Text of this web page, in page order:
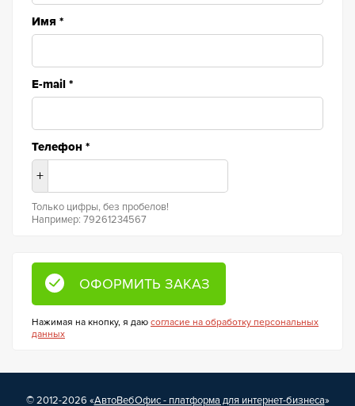
Имя *
E-mail *
Телефон *
+
Только цифры, без пробелов!
Например: 79261234567
Нажимая на кнопку, я даю согласие на обработку персональных
данных
© 2012-2026 «АвтоВебОфис - платформа для интернет-бизнеса»